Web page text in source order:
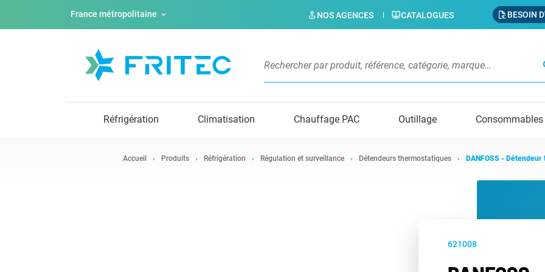
France métropolitaine NOS AGENCES CATALOGUES BESOIN
Réfrigération Climatisation Chauffage PAC Outillage Consommables
Accueil Produits Réfrigération Régulation et surveillance Détendeurs thermostatiques DANFOSS -
621008